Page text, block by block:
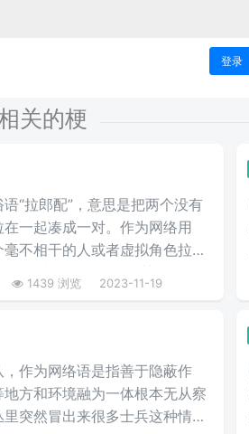
登录
关的梗
“拉郎配”，意思是把两个没有
一起凑成一对。作为网络用
不相干的人或者虚拟角色拉到
可能出自不同作品，甚至可能
一男一女，也可以是男男，或
1439 浏览 2023-11-19
作为网络语是指善于隐蔽作
方和环境融为一体根本无从察
突然冒出来很多士兵这种情